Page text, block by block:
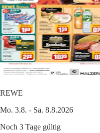
REWE
Mo. 3.8. - Sa. 8.8.2026
Noch 3 Tage gültig